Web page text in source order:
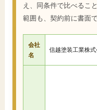
え、同条件で比べるこ
範囲も、契約前に書面
会社
名
信越塗装工業株式